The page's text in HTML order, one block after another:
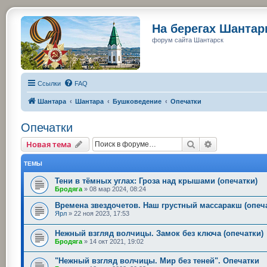
На берегах
форум сайта Шантарск
Ссылки FAQ
Шантара Шантара Бушковедение Опечатки
Опечатки
Новая тема Поиск
ТЕМЫ
Тени в тёмных углах: Гроза над крышами (опечатки)
Бродяга » 08 мар 2024, 08:24
Времена звездочетов. Наш грустный массаракш
Ярл » 22 ноя 2023, 17:53
Нежный взгляд волчицы. Замок без ключа (опечатки)
Бродяга » 14 окт 2021, 19:02
"Нежный взгляд волчицы. Мир без теней". Опечатки